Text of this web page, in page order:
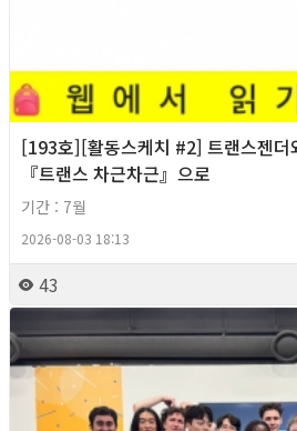
[193호][활동스케치 #2] 트랜스젠더
『트랜스 차근차근』으로
기간 : 7월
2026-08-03 18:13
43